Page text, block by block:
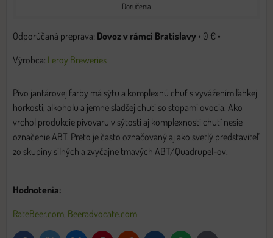
Doručenia
Dovoz v rámci Bratislavy • 0 € •
Výrobca: Leroy Breweries
Pivo jantárovej farby má sýtu a komplexnú chuť s vyvážením ľahkej
horkosti, alkoholu a jemne sladšej chuti so stopami ovocia. Ako
vrchol produkcie pivovaru v sýtosti aj komplexnosti chutí nesie
označenie ABT. Preto je často označovaný aj ako svetlý predstaviteľ
zo skupiny silných a zvyčajne tmavých ABT/Quadrupel-ov.
Hodnotenia:
RateBeer.com, Beeradvocate.com